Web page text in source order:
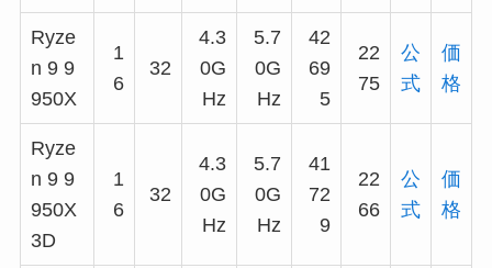
Ryze
n 9 9
950X
1
6
32
4.3
0G
Hz
5.7
0G
Hz
42
69
5
22
75
公
式
価
格
Ryze
n 9 9
950X
3D
1
6
32
4.3
0G
Hz
5.7
0G
Hz
41
72
9
22
66
公
式
価
格